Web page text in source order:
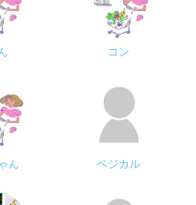
コン
ん ベジカル